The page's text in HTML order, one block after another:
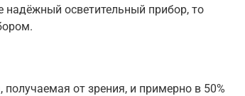
осветительный прибор, то
от зрения, и примерно в 50%